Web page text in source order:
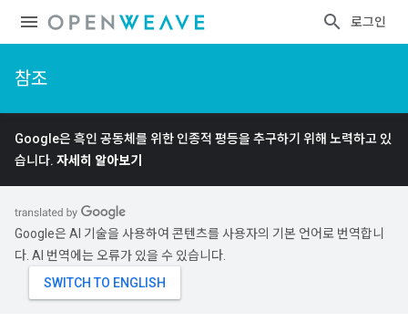
로그인
참조
Google은 흑인 공동체를 위한 인종적 평등을 추구하기 위해 노력하고 있
습니다. 자세히 알아보기
Google은 AI 기술을 사용하여 콘텐츠를 사용자의 기본 언어로 번역합니
다. AI 번역에는 오류가 있을 수 있습니다.